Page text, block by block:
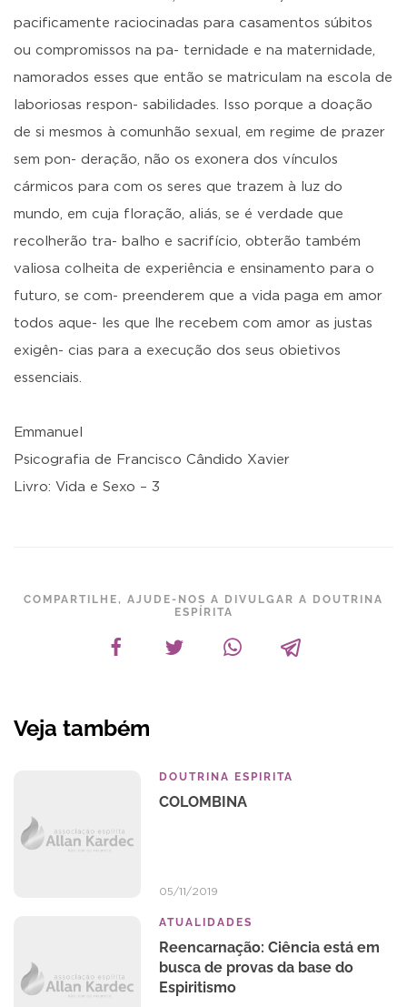
pacificamente raciocinadas para casamentos súbitos
ou compromissos na pa- ternidade e na maternidade,
namorados esses que então se matriculam na escola de
laboriosas respon- sabilidades. Isso porque a doação
de si mesmos à comunhão sexual, em regime de prazer
sem pon- deração, não os exonera dos vínculos
cármicos para com os seres que trazem à luz do
mundo, em cuja floração, aliás, se é verdade que
recolherão tra- balho e sacrifício, obterão também
valiosa colheita de experiência e ensinamento para o
futuro, se com- preenderem que a vida paga em amor
todos aque- les que lhe recebem com amor as justas
exigên- cias para a execução dos seus obietivos
essenciais.
Emmanuel
Psicografia de Francisco Cândido Xavier
Livro: Vida e Sexo – 3
COMPARTILHE, AJUDE-NOS A DIVULGAR A DOUTRINA
ESPÍRITA
Veja também
DOUTRINA ESPIRITA
COLOMBINA
05/11/2019
ATUALIDADES
Reencarnação: Ciência está em
busca de provas da base do
Espiritismo